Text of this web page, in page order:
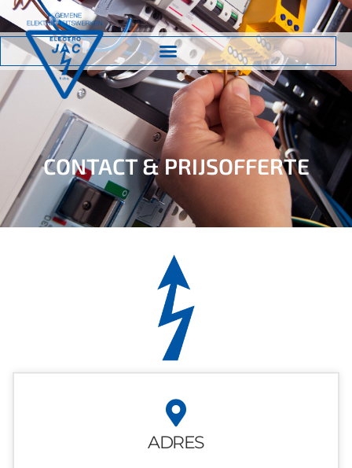
CONTACT & PRIJSOFFERTE
ADRES